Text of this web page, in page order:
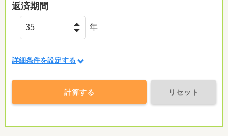
返済期間
年
詳細条件を設定する
計算する リセット